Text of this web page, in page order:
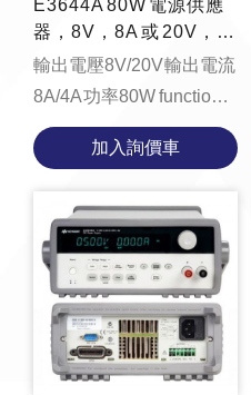
E3644A 80W 電源供應
器，8V，8A 或 20V，4
A
輸出電壓8V/20V 輸出電流
8A/4A 功率80W function
loadYouTubeVideo() {
const videoContainer =
document.getElementById(...
加入詢價車